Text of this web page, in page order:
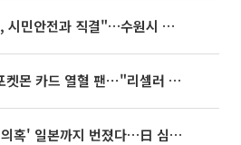
이재준 시장 "정전, 시민안전과 직결"…수원시 비상대응체계 가동
'차쥐뿔' 이준영, 포켓몬 카드 열혈 팬⋯"리셀러 처단할 것"
축구협회 '성 접대 의혹' 일본까지 번졌다…日 심판 실명 공개